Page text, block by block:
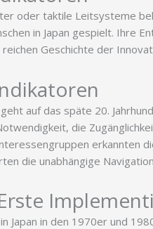
oder taktile Leitsysteme
in Japan gespielt. Ihre
Geschichte der
auf das späte 20.
die
erkannten
die unabhängige
Japan in den 1970er und